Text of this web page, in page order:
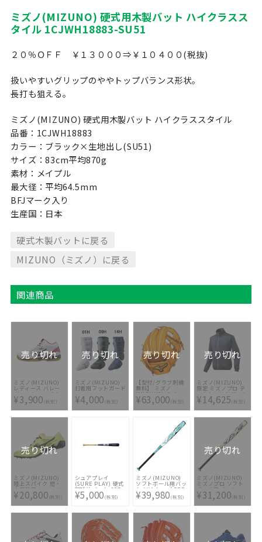
ミズノ(MIZUNO) 硬式用木製バット ハイクラスス
タイル 1CJWH18883-SU51
２０％ＯＦＦ ￥１３０００⇒￥１０４００(税抜)
扱いやすいグリップのややトップバランス形状。
長打も狙える。
ミズノ(MIZUNO) 硬式用木製バット ハイクラススタイル
品番：1CJWH18883
カラー：ブラック×生地出し(SU51)
サイズ：83cm平均870g
素材：メイプル
最大径：平均64.5mm
BFJマーク入り
生産国：日本
硬式木製バットに戻る
MIZUNO（ミズノ）に戻る
関連商品
売り切れ
ミズノ(MIZUNO)
レディース バレー
ボールシューズ サ
イクロンスピード
2MID V1GC1985-
09
¥3,900(税別)
売り切れ
ミズノ(MIZUNO)
打者用フットガード
¥4,000(税別)
売り切れ
【型付/グラブ刺繍
無料】 ミズノ
(MIZUNO) ミズノ
プロ 硬式グラブ 内
野手用 2024AW
1AJGH31201-80 [
ラブ刺繍2ヶ所無料
(単色のみ)※縁取
り・影付きの場合、
1ヶ所+3300円(税
¥63,000(税別)
売り切れ
ミズノ(MIZUNO)
限定 ミズノプロ テ
ックシールドジャケ
ット ・パンツ上下
セット
¥14,625(税別)
売り切れ
ミズノ(MIZUNO)
陸上スパイク 短・
中距離用 クロノイ
ンクス9
U1GA210081
¥20,800(税別)
シュアプレイ
(SURE PLAY) 硬式
野球竹バット SBT-
B97-N
¥5,000(税別)
ミズノ(MIZUNO)
ソフトボール用バッ
ト AX4 トップ FRP
製 1CJFSA0285-
0125
¥39,980(税別)
売り切れ
ミズノ(MIZUNO)
ミズノプロ ソフト
ボール用バット
FRP製 ゴムボール
用 AX4
1CJFS31783-0140
¥31,200(税別)